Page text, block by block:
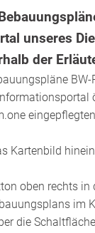
unseres
der
Kartenbild
oben rechts
im
die